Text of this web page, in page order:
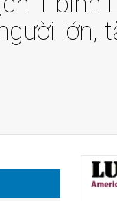
lớn,